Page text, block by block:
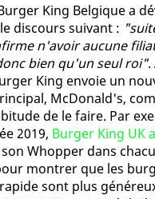
King Belgique a
discours suivant :
n'avoir aucune
bien qu'un seul roi".
King envoie un
McDonald's,
de le faire. Par
2019, Burger King UK
Whopper dans
montrer que les
sont plus